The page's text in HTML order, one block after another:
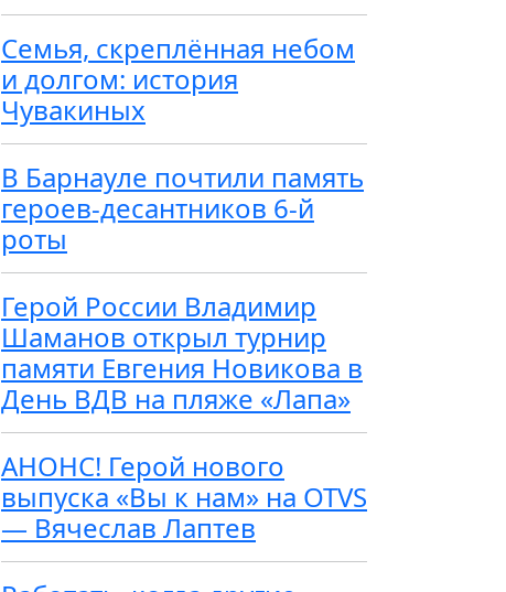
Семья, скреплённая небом
и долгом: история
Чувакиных
В Барнауле почтили память
героев-десантников 6-й
роты
Герой России Владимир
Шаманов открыл турнир
памяти Евгения Новикова в
День ВДВ на пляже «Лапа»
АНОНС! Герой нового
выпуска «Вы к нам» на OTVS
— Вячеслав Лаптев